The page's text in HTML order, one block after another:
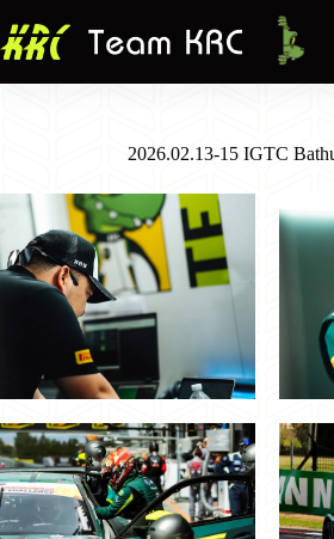
至
2026.02.13-15 IGTC